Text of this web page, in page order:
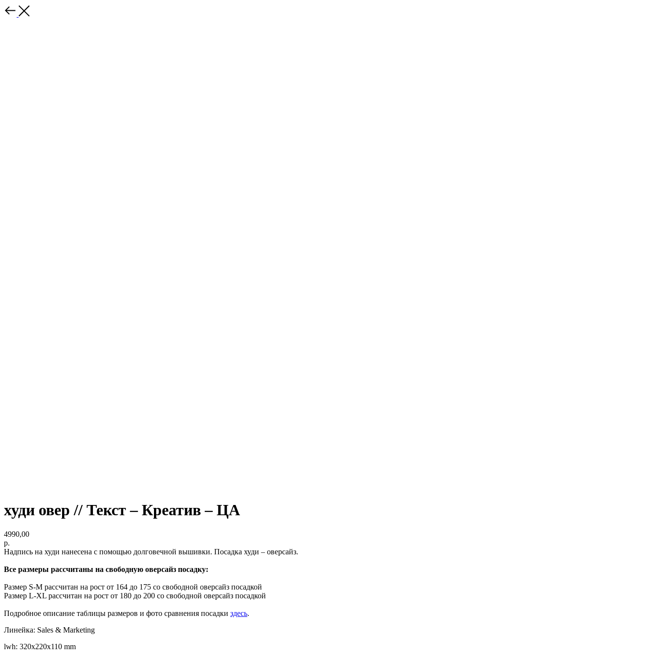
худи овер // Текст – Креатив – ЦА
4990,00
р.
Надпись на худи нанесена с помощью долговечной вышивки. Посадка худи – оверсайз.
Все размеры рассчитаны на свободную оверсайз посадку:
Размер S-M рассчитан на рост от 164 до 175 со свободной оверсайз посадкой
Размер L-XL рассчитан на рост от 180 до 200 со свободной оверсайз посадкой
Подробное описание таблицы размеров и фото сравнения посадки здесь.
Линейка: Sales & Marketing
lwh: 320x220x110 mm